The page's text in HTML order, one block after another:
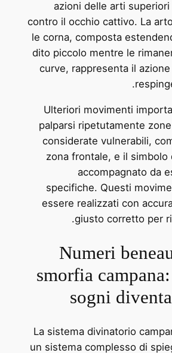
azioni delle arti
contro il occhio cattivo. La
le corna, composta
dito piccolo mentre le
curve, rappresenta il
Ulteriori movimenti
palparsi ripetutamente
considerate vulnerabili,
zona frontale, e il simbolo
accompagnato da
specifiche. Questi
essere realizzati con
giusto corretto per
Numeri
smorfia
sogni
La sistema divinatorio
un sistema complesso di